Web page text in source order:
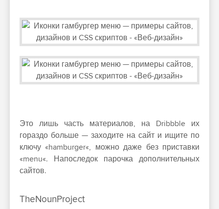
Это лишь часть материалов, на Dribbble их
гораздо больше — заходите на сайт и ищите по
ключу «hamburger«, можно даже без приставки
«menu«. Напоследок парочка дополнительных
сайтов.
TheNounProject